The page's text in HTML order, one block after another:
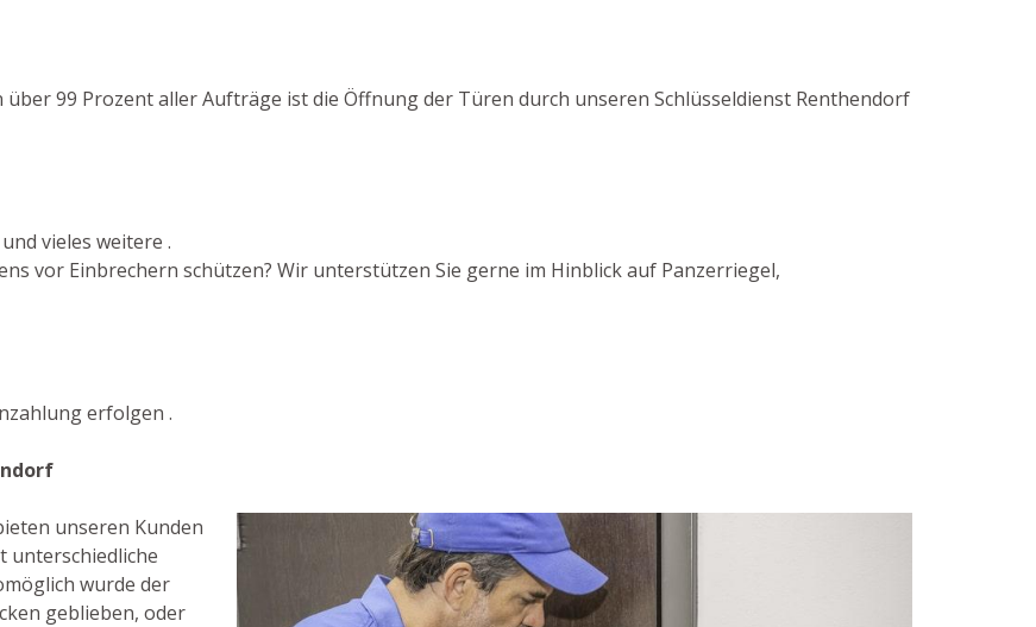
99 Prozent aller Aufträge ist die Öffnung der Türen durch unseren Schlüsseldienst Renthendorf
vieles weitere .
vor Einbrechern schützen? Wir unterstützen Sie gerne im Hinblick auf Panzerriegel,
erfolgen .
unseren Kunden
unterschiedliche
wurde der
geblieben, oder